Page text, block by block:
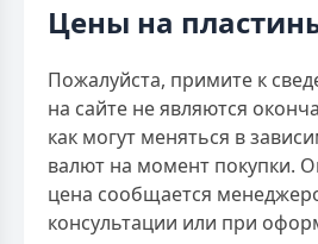
Цены на
Пожалуйста, примите к
на сайте не являются
как могут меняться в
валют на момент покупки.
цена сообщается
консультации или при